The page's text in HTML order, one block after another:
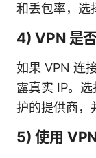
和丢包率，选
4) VPN 是
如果 VPN 连
露真实 IP。
护的提供商，
5) 使用